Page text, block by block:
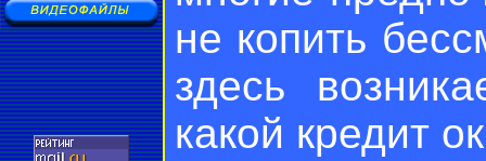
не копить
здесь
какой кредит